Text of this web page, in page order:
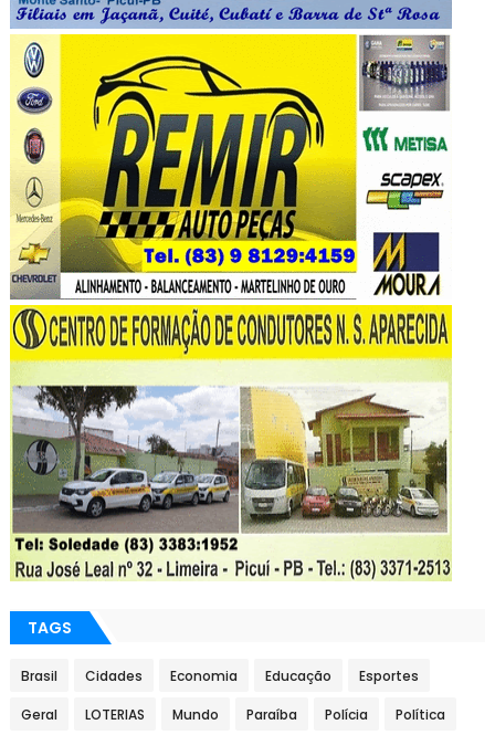
TAGS
Brasil Cidades Economia Educação Esportes
Geral LOTERIAS Mundo Paraíba Polícia Política